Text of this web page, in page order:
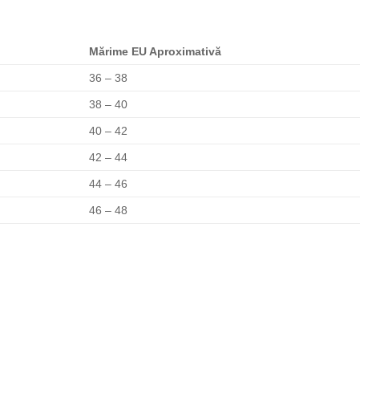
Mărime EU Aproximativă
36 – 38
38 – 40
40 – 42
42 – 44
44 – 46
46 – 48